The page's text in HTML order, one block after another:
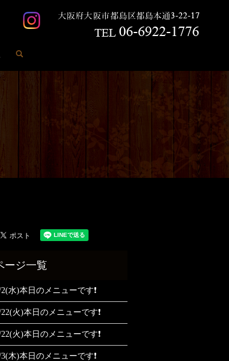
水)本日のメニューです❗
火)本日のメニューです❗
火)本日のメニューです❗
木)本日のメニューです❗